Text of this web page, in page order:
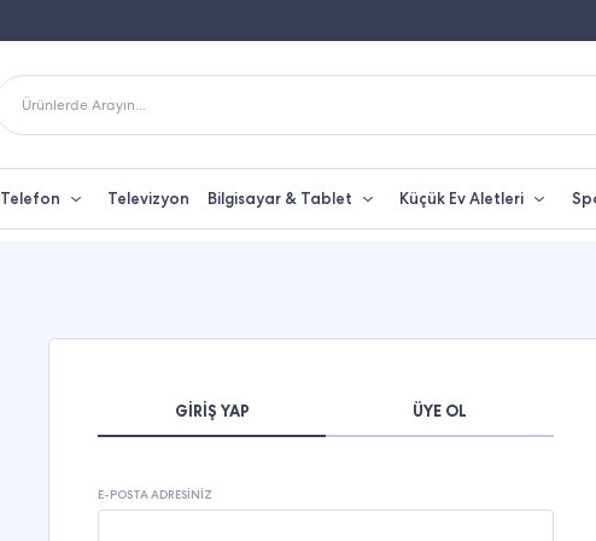
Ürünlerde Arayın...
Telefon Televizyon Bilgisayar & Tablet Küçük Ev Aletleri
GIRIŞ YAP ÜYE OL
E-POSTA ADRESINIZ